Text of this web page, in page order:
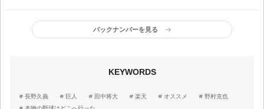
バックナンバーを見る
KEYWORDS
長野久義 巨人 田中将大 楽天 オススメ
野村克也